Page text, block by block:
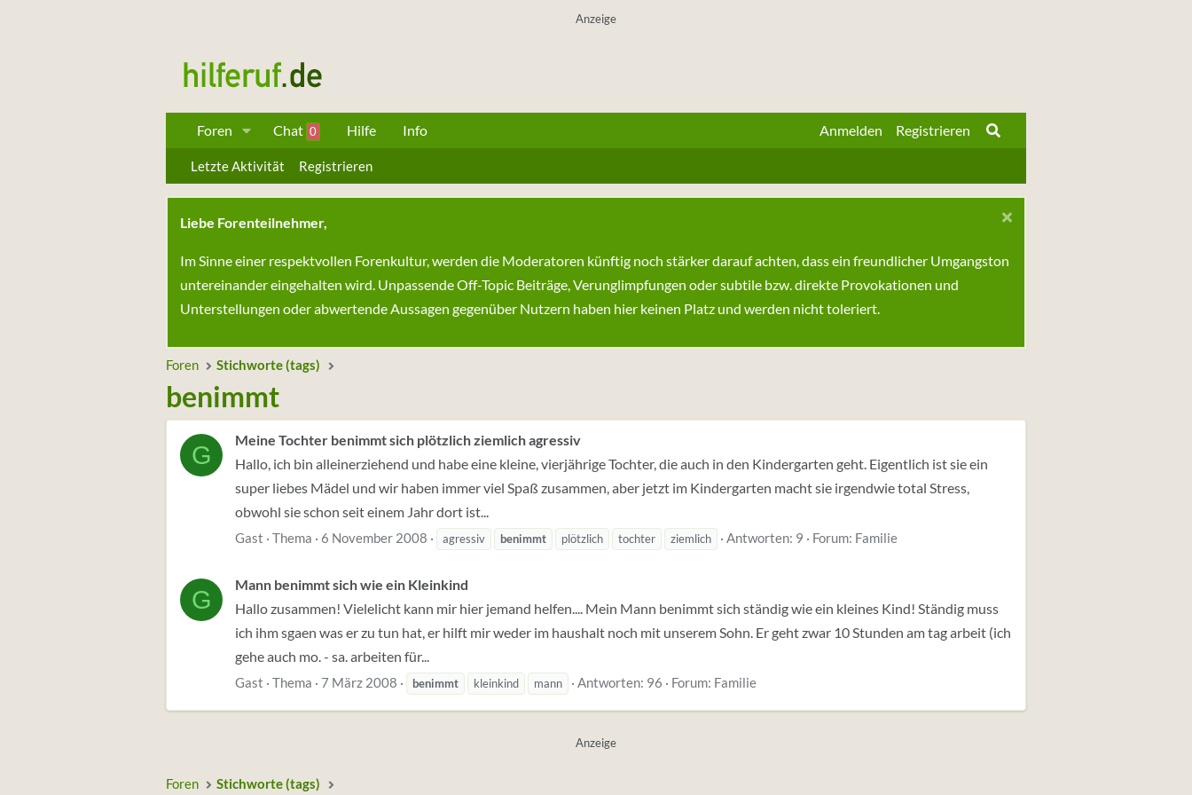
Anzeige
Foren Chat 0 Hilfe Info Anmelden Registrieren
Letzte Aktivität Registrieren
Liebe Forenteilnehmer,
Im Sinne einer respektvollen Forenkultur, werden die Moderatoren künftig noch stärker darauf achten, dass ein freundlicher Umgangston
untereinander eingehalten wird. Unpassende Off-Topic Beiträge, Verunglimpfungen oder subtile bzw. direkte Provokationen und
Unterstellungen oder abwertende Aussagen gegenüber Nutzern haben hier keinen Platz und werden nicht toleriert.
Foren Stichworte (tags)
benimmt
G
Meine Tochter benimmt sich plötzlich ziemlich agressiv
Hallo, ich bin alleinerziehend und habe eine kleine, vierjährige Tochter, die auch in den Kindergarten geht. Eigentlich ist sie ein
super liebes Mädel und wir haben immer viel Spaß zusammen, aber jetzt im Kindergarten macht sie irgendwie total Stress,
obwohl sie schon seit einem Jahr dort ist...
Gast Thema 6 November 2008 agressiv benimmt plötzlich tochter ziemlich Antworten: 9 Forum: Familie
G
Mann benimmt sich wie ein Kleinkind
Hallo zusammen! Vielelicht kann mir hier jemand helfen.... Mein Mann benimmt sich ständig wie ein kleines Kind! Ständig muss
ich ihm sgaen was er zu tun hat, er hilft mir weder im haushalt noch mit unserem Sohn. Er geht zwar 10 Stunden am tag arbeit (ich
gehe auch mo. - sa. arbeiten für...
Gast Thema 7 März 2008 benimmt kleinkind mann Antworten: 96 Forum: Familie
Anzeige
Foren Stichworte (tags)